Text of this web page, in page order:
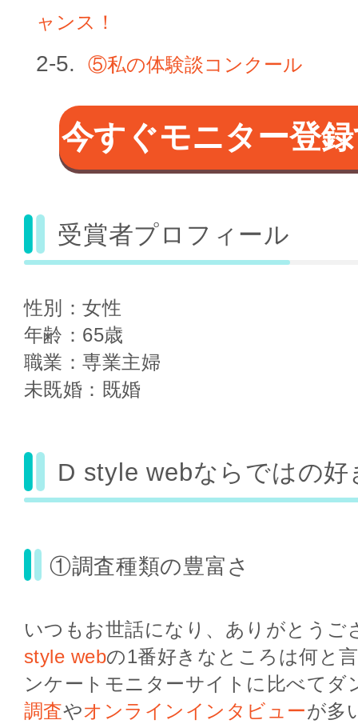
ャンス！
⑤私の体験談コンクール
今すぐモニター登
受賞者プロフィール
性別：女性
年齢：65歳
職業：専業主婦
未既婚：既婚
D style webならではの
①調査種類の豊富さ
いつもお世話になり、ありがとうご
style webの1番好きなところは何と
ンケートモニターサイトに比べてダ
調査やオンラインインタビューが多